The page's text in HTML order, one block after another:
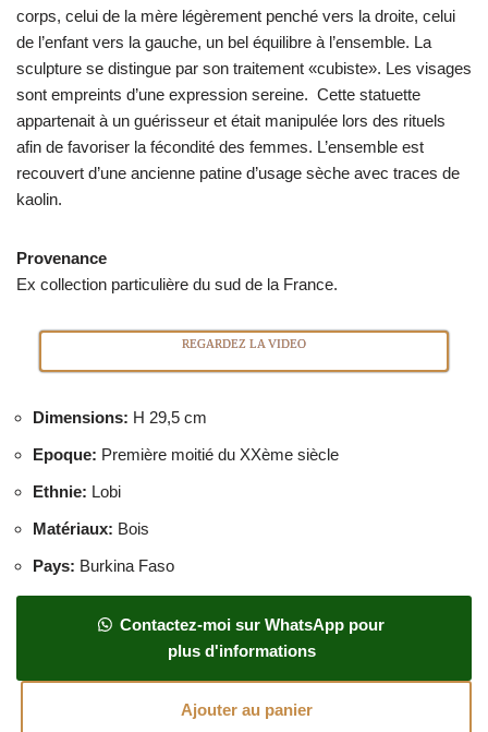
corps, celui de la mère légèrement penché vers la droite, celui
de l’enfant vers la gauche, un bel équilibre à l’ensemble. La
sculpture se distingue par son traitement «cubiste». Les visages
sont empreints d’une expression sereine. Cette statuette
appartenait à un guérisseur et était manipulée lors des rituels
afin de favoriser la fécondité des femmes. L’ensemble est
recouvert d’une ancienne patine d’usage sèche avec traces de
kaolin.
Provenance
Ex collection particulière du sud de la France.
REGARDEZ LA VIDEO
Dimensions: H 29,5 cm
Epoque: Première moitié du XXème siècle
Ethnie: Lobi
Matériaux: Bois
Pays: Burkina Faso
Contactez-moi sur WhatsApp pour
plus d'informations
Ajouter au panier